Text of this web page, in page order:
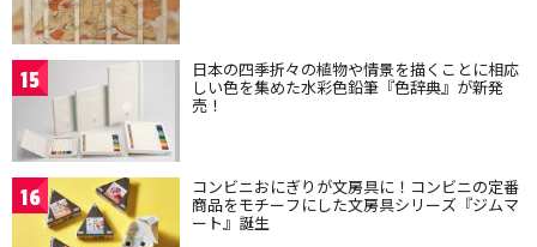
15 日本の四季折々の植物や情景を描くことに相応
しい色を集めた水彩色鉛筆『色辞典』が新発
売！
16 コンビニおにぎりが文房具に！コンビニの定番
商品をモチーフにした文房具シリーズ『ジムマ
ート』誕生